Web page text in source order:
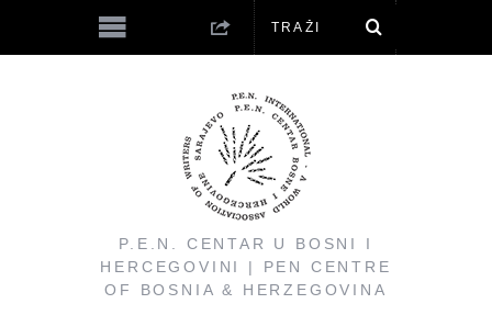
P.E.N. CENTAR U BOSNI I
HERCEGOVINI | PEN CENTRE
OF BOSNIA & HERZEGOVINA